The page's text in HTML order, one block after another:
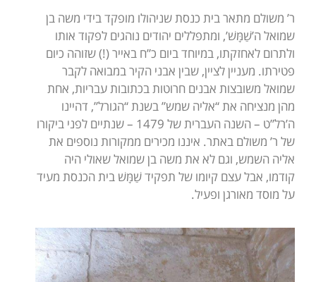
ר’ משולם מתאר בית כנסת שניהולו מופקד בידי משה בן
שמואל ה’שַׁמָּשׁ’, ומתפללים יהודים נוהגים לפקוד אותו
ולתרום לאחזקתו, במיוחד ביום כ”ח באייר (!) שזוהה כיום
פטירתו. מעניין לציין, שבין אבני הקיר במבואה לקבר
שמואל משובצות אבנים חרוטות בכתובות עבריות, אחת
מהן מנציחה את “אליה שמש” בשנת “הגורל”, דהיינו
ה’רל”ט – השנה העברית של 1479 – שנתיים לפני ביקורו
של ר’ משולם באתר. איננו מכירים ממקורות נוספים את
אליה השמש, וגם לא את משה בן שמואל שאולי היה
קודמו, אבל עצם קיומו של תפקיד שַׁמָּשׁ בית הכנסת מעיד
על מוסד מאורגן ופעיל.